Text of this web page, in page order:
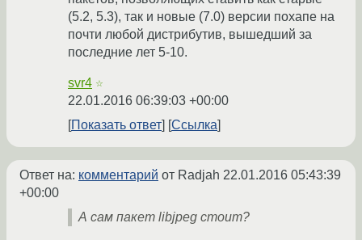
(5.2, 5.3), так и новые (7.0) версии похапе на
почти любой дистрибутив, вышедший за
последние лет 5-10.
svr4 ☆
22.01.2016 06:39:03 +00:00
Показать ответ
Ссылка
Ответ на: комментарий от Radjah 22.01.2016 05:43:39
+00:00
А сам пакет libjpeg стоит?